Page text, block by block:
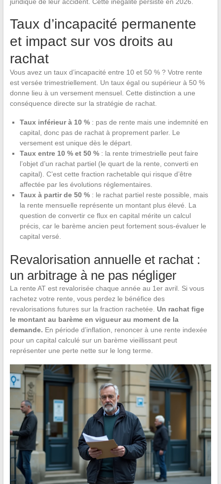
Taux d’incapacité permanente
et impact sur vos droits au
rachat
Vous avez un taux d’incapacité entre 10 et 50 % ? Votre rente
est versée trimestriellement. Un taux égal ou supérieur à 50 %
donne lieu à un versement mensuel. Cette distinction a une
conséquence directe sur la stratégie de rachat.
Taux inférieur à 10 %: pas de rente mais une indemnité en
capital, donc pas de rachat à proprement parler. Le
versement est unique dès le départ.
Taux entre 10 % et 50 %: la rente trimestrielle peut faire
l’objet d’un rachat partiel (le quart de la rente, converti en
capital). C’est cette fraction rachetable qui risque d’être
affectée par les évolutions réglementaires.
Taux à partir de 50 %: le rachat partiel reste possible, mais
la rente mensuelle représente un montant plus élevé. La
question de convertir ce flux en capital mérite un calcul
précis, car le barème ancien peut fortement sous-évaluer le
capital versé.
Revalorisation annuelle et rachat :
un arbitrage à ne pas négliger
La rente AT est revalorisée chaque année au 1er avril. Si vous
rachetez votre rente, vous perdez le bénéfice des
revalorisations futures sur la fraction rachetée. Un rachat fige
le montant au barème en vigueur au moment de la
demande. En période d’inflation, renoncer à une rente indexée
pour un capital calculé sur un barème vieillissant peut
représenter une perte nette sur le long terme.